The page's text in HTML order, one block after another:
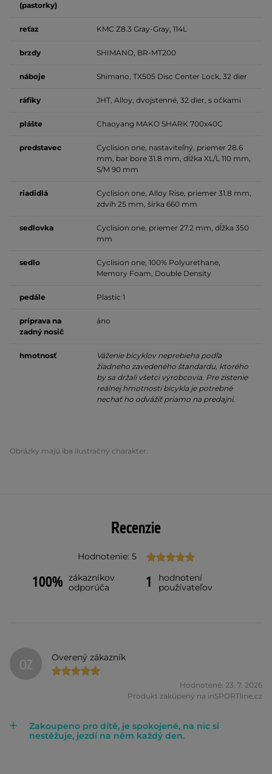
(pastorky)
reťaz KMC Z8.3 Gray-Gray, 114L
brzdy SHIMANO, BR-MT200
náboje Shimano, TX505 Disc Center Lock, 32 dier
ráfiky JHT, Alloy, dvojstenné, 32 dier, s očkami
plášte Chaoyang MAKO SHARK 700x40C
predstavec
Cyclision one, nastaviteľný, priemer 28.6
mm, bar bore 31.8 mm, dĺžka XL/L 110 mm,
S/M 90 mm
riadidlá
Cyclision one, Alloy Rise, priemer 31.8 mm,
zdvih 25 mm, šírka 660 mm
sedlovka
Cyclision one, priemer 27.2 mm, dĺžka 350
mm
sedlo
Cyclision one, 100% Polyurethane,
Memory Foam, Double Density
pedále Plastic 1
príprava na
zadný nosič
áno
hmotnosť
Váženie bicyklov neprebieha podľa
žiadneho zavedeného štandardu, ktorého
by sa držali všetci výrobcovia. Pre zistenie
reálnej hmotnosti bicykla je potrebné
nechať ho odvážiť priamo na predajni.
Obrázky majú iba ilustračný charakter.
Recenzie
Hodnotenie: 5
100% zákazníkov
odporúča
1
hodnotení
používateľov
OZ Overený zákazník
Hodnotené: 23. 7. 2026
Produkt zakúpený na inSPORTline.cz
Zakoupeno pro dítě, je spokojené, na nic si
nestěžuje, jezdí na něm každý den.